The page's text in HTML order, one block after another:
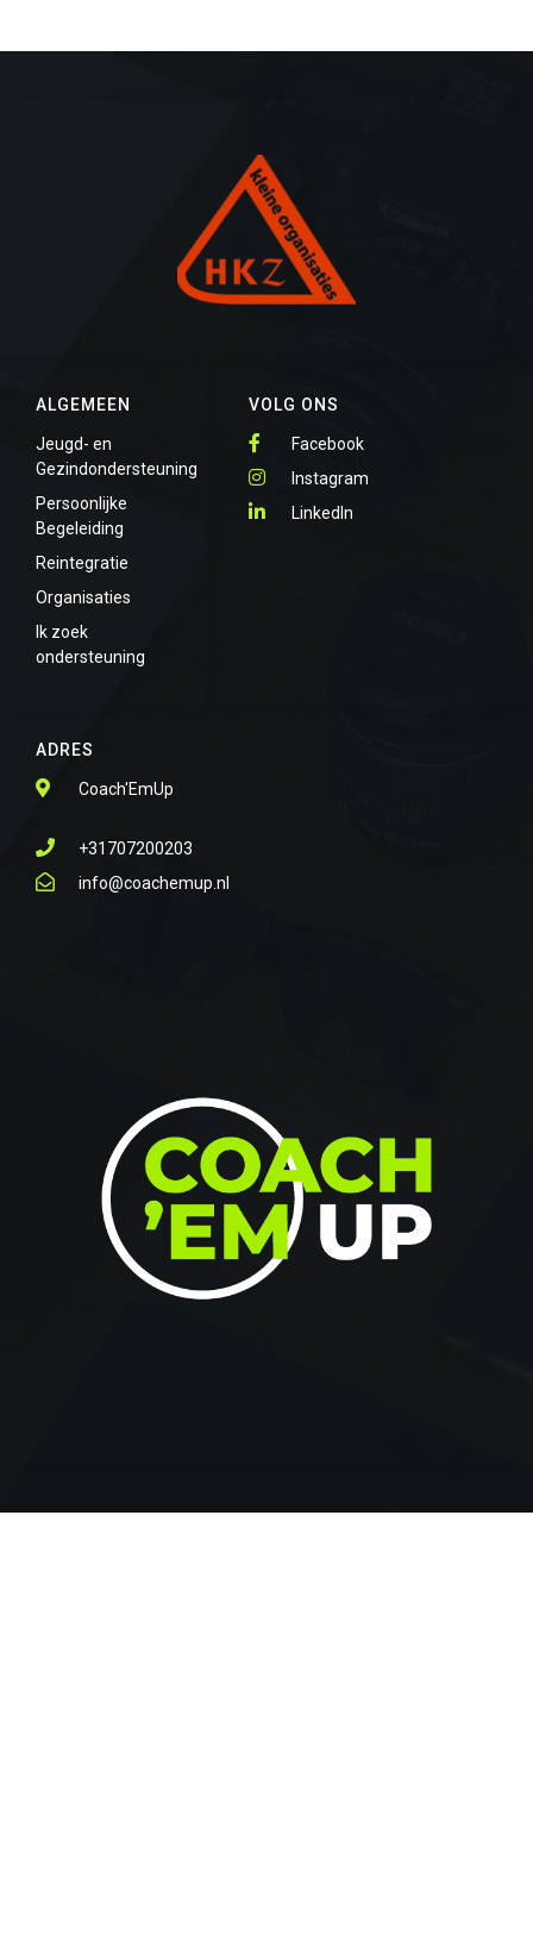
ADRES
Coach'EmUp
+31707200203
info@coachemup.nl
VOLG ONS
Facebook
Instagram
LinkedIn
ALGEMEEN
Jeugd- en
Gezindondersteuning
Persoonlijke
Begeleiding
Reintegratie
Organisaties
Ik zoek
ondersteuning